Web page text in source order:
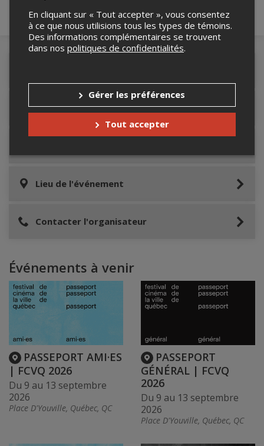
Accès au site de l'événement
Lieu de l'événement
Contacter l'organisateur
Événements à venir
PASSEPORT AMI·ES
| FCVQ 2026
Du 9 au 13 septembre
2026
Place D'Youville, Québec, QC
PASSEPORT
GÉNÉRAL | FCVQ
2026
Du 9 au 13 septembre
2026
Place D'Youville, Québec, QC
En cliquant sur « Tout accepter », vous consentez
à ce que nous utilisions tous les types de témoins.
Des informations complémentaires se trouvent
dans nos politiques de confidentialités.
Gérer les préférences
Tout accepter